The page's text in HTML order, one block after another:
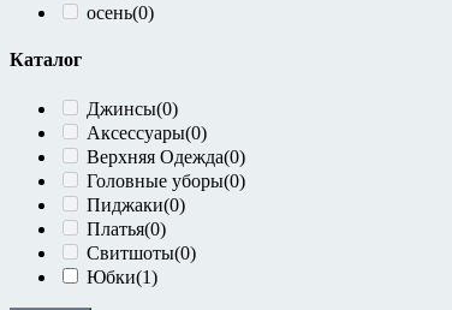
осень(0)
Каталог
Джинсы(0)
Аксессуары(0)
Верхняя Одежда(0)
Головные уборы(0)
Пиджаки(0)
Платья(0)
Свитшоты(0)
Юбки(1)